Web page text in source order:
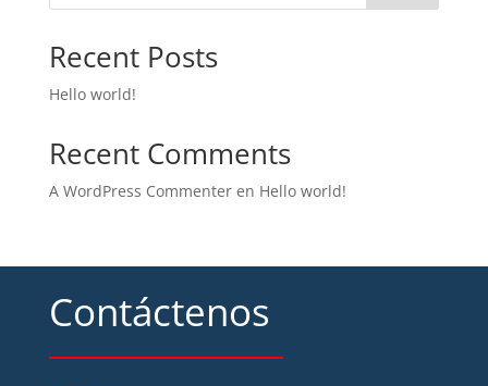
Recent Posts
Hello world!
Recent Comments
A WordPress Commenteren Hello world!
Contáctenos